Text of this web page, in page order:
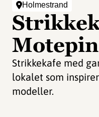
Holmestrand
Strikkekafe med
lokalet som
modeller.